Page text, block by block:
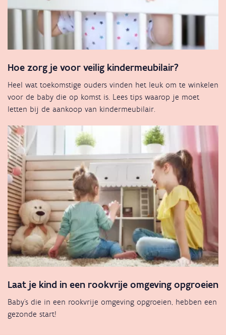
Hoe zorg je voor veilig kindermeubilair?
Heel wat toekomstige ouders vinden het leuk om te winkelen
voor de baby die op komst is. Lees tips waarop je moet
letten bij de aankoop van kindermeubilair.
Laat je kind in een rookvrije omgeving opgroeien
Baby's die in een rookvrije omgeving opgroeien, hebben een
gezonde start!